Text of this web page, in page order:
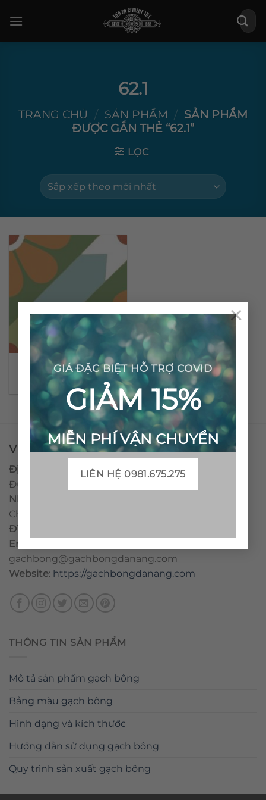
GIÁ ĐẶC BIỆT HỖ TRỢ COVID
GIẢM 15%
MIỄN PHÍ VẬN CHUYỂN
LIÊN HỆ 0981.675.275
×
qua
Tìm
kiếm:
62.1
TRANG CHỦ / SẢN PHẨM / SẢN PHẨM
ĐƯỢC GẮN THẺ “62.1”
LỌC
Gạch bông cổ điển CTS
62.1
VPĐD - CTY TNHH GẠCH BÔNG VIỆT NAM
Địa chỉ:
CCN Quán Lát, Xã Đức Chánh, Huyện Mộ
Đức, Tỉnh Quảng Ngãi
Nhà máy miền trung:
Chánh, Huyện Mộ Đức, Tỉnh Quảng Ngãi, Việt Nam
ĐT
Email
gachbong@gachbongdanang.com
Website: https://gachbongdanang.com
THÔNG TIN SẢN PHẨM
Mô tả sản phẩm gạch bông
Bảng màu gạch bông
Hình dạng và kích thước
Hướng dẫn sử dụng gạch bông
Quy trình sản xuất gạch bông